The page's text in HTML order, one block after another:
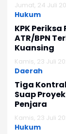
Jumat, 24 Juli
Hukum
KPK
ATR/BPN
Kuansing
Kamis, 23 Juli
Daerah
Tiga
Suap
Penjara
Kamis, 23 Juli
Hukum